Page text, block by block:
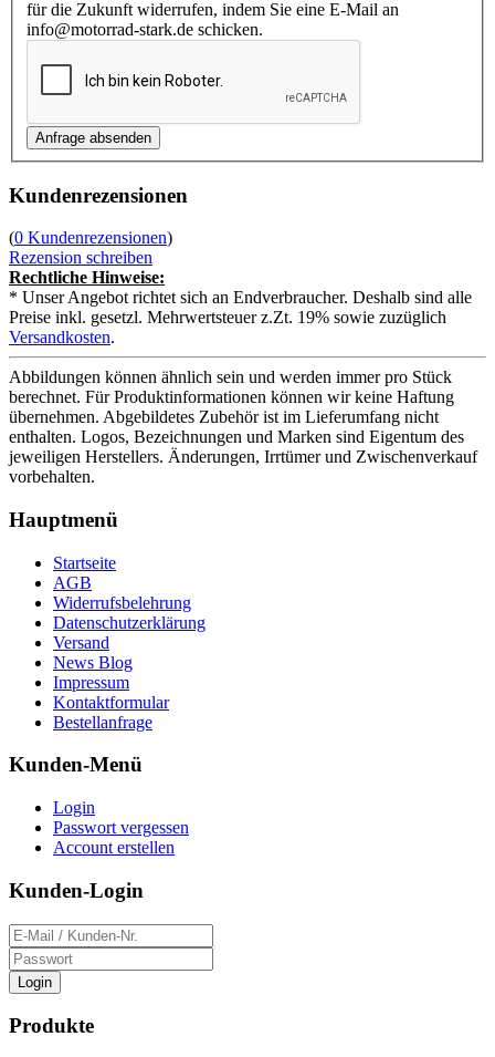
für die Zukunft widerrufen, indem Sie eine E-Mail an
info@motorrad-stark.de schicken.
Kundenrezensionen
(0 Kundenrezensionen)
Rezension schreiben
Rechtliche Hinweise:
* Unser Angebot richtet sich an Endverbraucher. Deshalb sind alle
Preise inkl. gesetzl. Mehrwertsteuer z.Zt. 19% sowie zuzüglich
Versandkosten.
Abbildungen können ähnlich sein und werden immer pro Stück
berechnet. Für Produktinformationen können wir keine Haftung
übernehmen. Abgebildetes Zubehör ist im Lieferumfang nicht
enthalten. Logos, Bezeichnungen und Marken sind Eigentum des
jeweiligen Herstellers. Änderungen, Irrtümer und Zwischenverkauf
vorbehalten.
Hauptmenü
Startseite
AGB
Widerrufsbelehrung
Datenschutzerklärung
Versand
News Blog
Impressum
Kontaktformular
Bestellanfrage
Kunden-Menü
Login
Passwort vergessen
Account erstellen
Kunden-Login
Login
Produkte